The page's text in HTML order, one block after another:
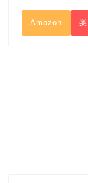
Amazon